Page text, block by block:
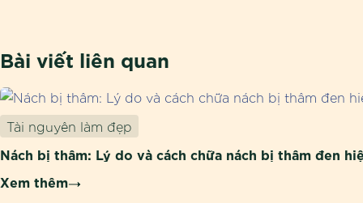
Bài viết liên quan
Tài nguyên làm đẹp
Nách bị thâm: Lý do và cách chữa nách bị thâm đen
Xem thêm